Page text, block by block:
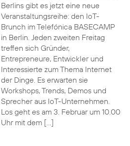
Berlins gibt es jetzt eine neue
Veranstaltungsreihe: den IoT-
Brunch im Telefónica BASECAMP
in Berlin. Jeden zweiten Freitag
treffen sich Gründer,
Entrepreneure, Entwickler und
Interessierte zum Thema Internet
der Dinge. Es erwarten sie
Workshops, Trends, Demos und
Sprecher aus IoT-Unternehmen.
Los geht es am 3. Februar um 10.00
Uhr mit dem […]